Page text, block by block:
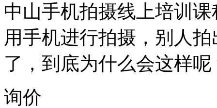
中山手机拍摄线上培训
用手机进行拍摄，别人
了，到底为什么会这样呢
询价